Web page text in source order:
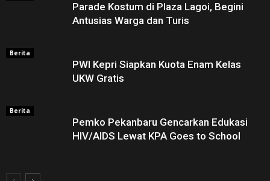
Parade Kostum di Plaza Lagoi, Begini
Antusias Warga dan Turis
Berita
PWI Kepri Siapkan Kuota Enam Kelas
UKW Gratis
Berita
Pemko Pekanbaru Gencarkan Edukasi
HIV/AIDS Lewat KPA Goes to School